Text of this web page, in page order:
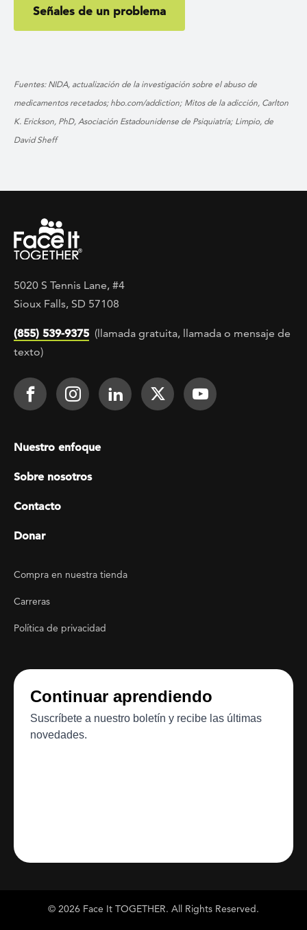
Señales de un problema
Fuentes: NIDA, actualización de la investigación sobre el abuso de
medicamentos recetados; hbo.com/addiction; Mitos de la adicción, Carlton
K. Erickson, PhD, Asociación Estadounidense de Psiquiatría; Limpio, de
David Sheff
5020 S Tennis Lane, #4
Sioux Falls, SD 57108
(855) 539-9375 (llamada gratuita, llamada o mensaje de
texto)
Footer Social
Face It TOGETHER on Facebook
Face It TOGETHER on
Face It TOGETHER on
Face ItFace It
Footer menu
Nuestro enfoque
Sobre nosotros
Contacto
Donar
Footer Utility
Compra en nuestra tienda
Carreras
Política de privacidad
© 2026 Face It TOGETHER. All Rights Reserved.